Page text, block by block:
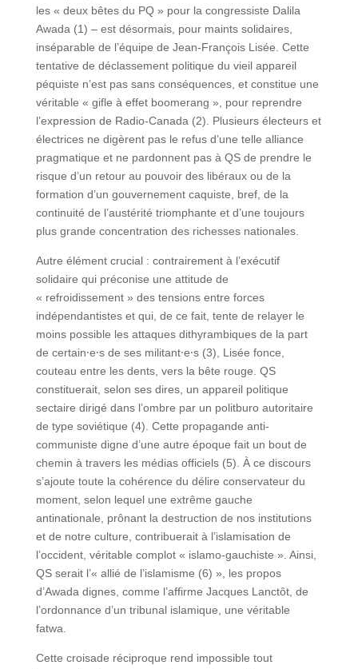
les « deux bêtes du PQ » pour la congressiste Dalila
Awada (1) – est désormais, pour maints solidaires,
inséparable de l’équipe de Jean-François Lisée. Cette
tentative de déclassement politique du vieil appareil
péquiste n’est pas sans conséquences, et constitue une
véritable « gifle à effet boomerang », pour reprendre
l’expression de Radio-Canada (2). Plusieurs électeurs et
électrices ne digèrent pas le refus d’une telle alliance
pragmatique et ne pardonnent pas à QS de prendre le
risque d’un retour au pouvoir des libéraux ou de la
formation d’un gouvernement caquiste, bref, de la
continuité de l’austérité triomphante et d’une toujours
plus grande concentration des richesses nationales.
Autre élément crucial : contrairement à l’exécutif
solidaire qui préconise une attitude de
« refroidissement » des tensions entre forces
indépendantistes et qui, de ce fait, tente de relayer le
moins possible les attaques dithyrambiques de la part
de certain⸱e⸱s de ses militant⸱e⸱s (3), Lisée fonce,
couteau entre les dents, vers la bête rouge. QS
constituerait, selon ses dires, un appareil politique
sectaire dirigé dans l’ombre par un politburo autoritaire
de type soviétique (4). Cette propagande anti-
communiste digne d’une autre époque fait un bout de
chemin à travers les médias officiels (5). À ce discours
s’ajoute toute la cohérence du délire conservateur du
moment, selon lequel une extrême gauche
antinationale, prônant la destruction de nos institutions
et de notre culture, contribuerait à l’islamisation de
l’occident, véritable complot « islamo-gauchiste ». Ainsi,
QS serait l’« allié de l’islamisme (6) », les propos
d’Awada dignes, comme l’affirme Jacques Lanctôt, de
l’ordonnance d’un tribunal islamique, une véritable
fatwa.
Cette croisade réciproque rend impossible tout